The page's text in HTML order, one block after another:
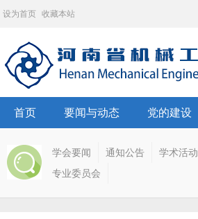
设为首页 收藏本站
首页 要闻与动态 党的建设
学会要闻 通知公告 学术活动
专业委员会